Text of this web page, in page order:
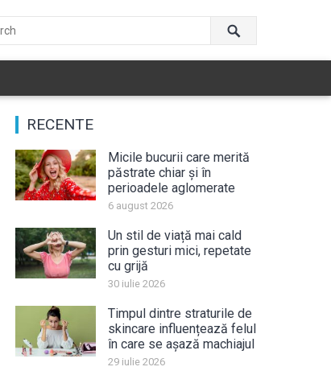
RECENTE
Micile bucurii care merită
păstrate chiar și în
perioadele aglomerate
6 august 2026
Un stil de viață mai cald
prin gesturi mici, repetate
cu grijă
30 iulie 2026
Timpul dintre straturile de
skincare influențează felul
în care se așază machiajul
29 iulie 2026